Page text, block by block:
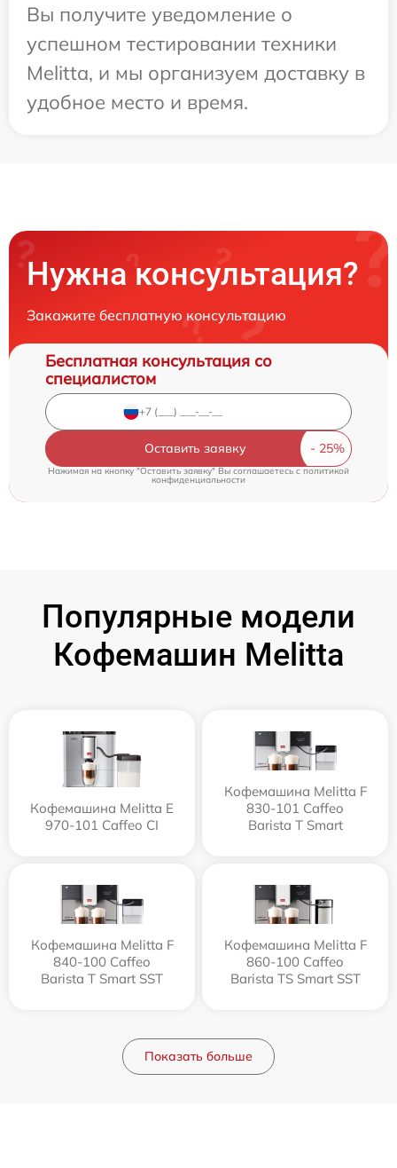
Вы получите уведомление о
успешном тестировании техники
Melitta, и мы организуем доставку в
удобное место и время.
Нужна консультация?
Закажите бесплатную консультацию
Бесплатная консультация со
специалистом
Оставить заявку
Нажимая на кнопку "Оставить заявку" Вы соглашаетесь cполитикой
конфиденциальности
Популярные модели
Кофемашин Melitta
Кофемашина Melitta Е
970-101 Caffeo CI
Кофемашина Melitta F
830-101 Caffeo
Barista T Smart
Кофемашина Melitta F
840-100 Caffeo
Barista T Smart SST
Кофемашина Melitta F
860-100 Caffeo
Barista TS Smart SST
Показать больше